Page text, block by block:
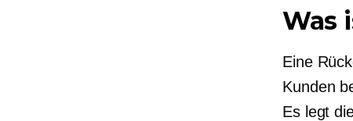
Was
Eine
Kunden
Es legt